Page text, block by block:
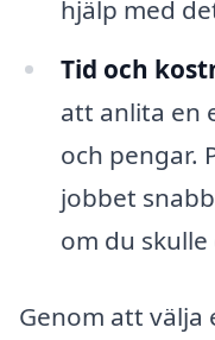
hjälp med
Tid och
att anlita en
och pengar.
jobbet
om du
Genom att